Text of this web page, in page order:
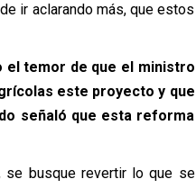
ir aclarando más, que estos
el temor de que el ministro
este proyecto y que
señaló que esta reforma
se busque revertir lo que se